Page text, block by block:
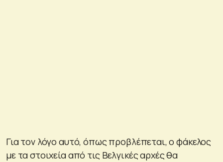
Για τον λόγο αυτό, όπως προβλέπεται, ο φάκελος
με τα στοιχεία από τις Βελγικές αρχές θα